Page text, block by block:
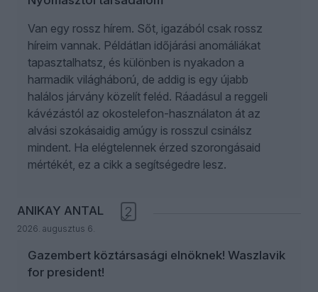
Van egy rossz hírem. Sőt, igazából csak rossz
híreim vannak. Példátlan időjárási anomáliákat
tapasztalhatsz, és különben is nyakadon a
harmadik világháború, de addig is egy újabb
halálos járvány közelít feléd. Ráadásul a reggeli
kávézástól az okostelefon-használaton át az
alvási szokásaidig amúgy is rosszul csinálsz
mindent. Ha elégtelennek érzed szorongásaid
mértékét, ez a cikk a segítségedre lesz.
ANIKAY ANTAL
2026. augusztus 6.
2
Gazembert köztársasági elnöknek! Waszlavik
for president!